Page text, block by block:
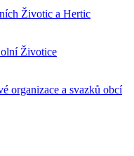
Životic a Hertic
Životice
organizace a svazků obcí